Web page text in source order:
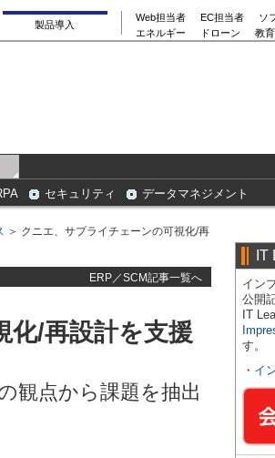
製品導入
Web担当者 EC担当者
ソ
エネルギー
ドローン 教
セキュリティ データマネジメント
＞ クニエ、サプライチェーンの可視化/再
ERP／SCM記事一覧へ
化/再設計を支援
観点から課題を抽出
IT
イン
公開
IT
す。
・ イ